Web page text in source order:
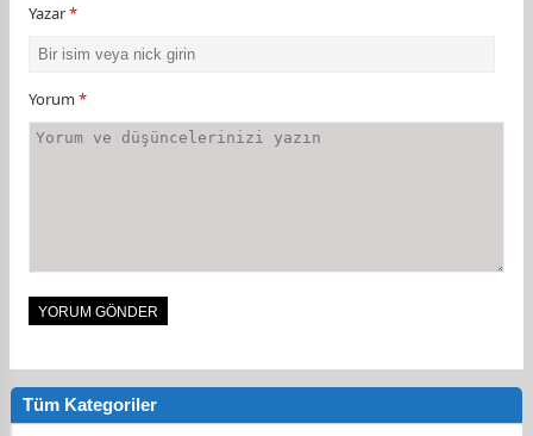
Yazar*
Yorum *
Tüm Kategoriler